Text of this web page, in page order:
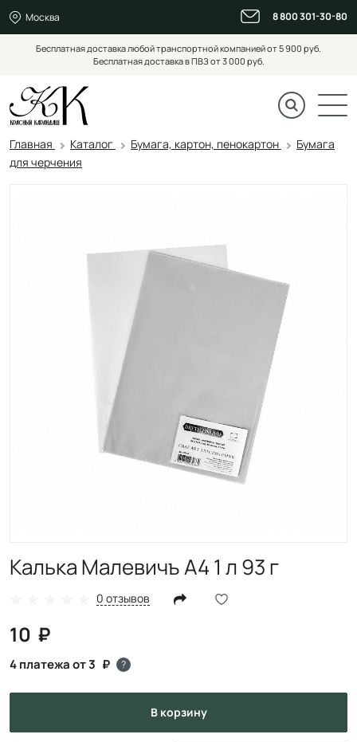
Москва 8 800 301-30-80
Бесплатная доставка любой транспортной компанией от 5 900 руб.
Бесплатная доставка в ПВЗ от 3 000 руб.
Главная Каталог Бумага, картон, пенокартон
Бумага
для черчения
Калька Малевичъ А4 1 л 93 г
0 отзывов
10
4 платежа от 3 ?
в корзину